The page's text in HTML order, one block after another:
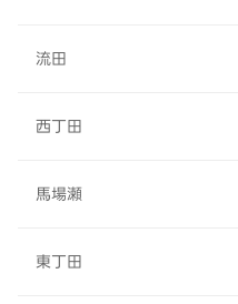
流田
西丁田
馬場瀬
東丁田